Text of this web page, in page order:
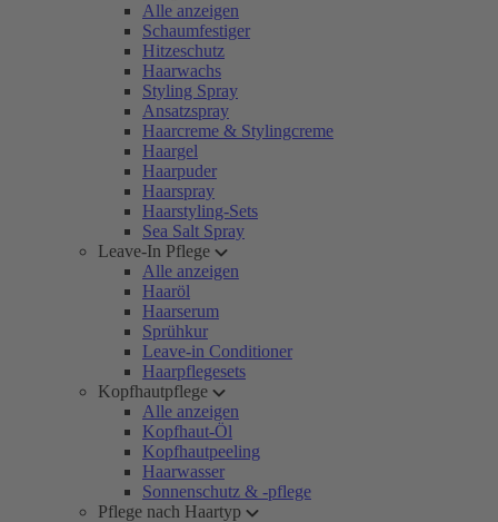
Alle anzeigen
Schaumfestiger
Hitzeschutz
Haarwachs
Styling Spray
Ansatzspray
Haarcreme & Stylingcreme
Haargel
Haarpuder
Haarspray
Haarstyling-Sets
Sea Salt Spray
Leave-In Pflege
Alle anzeigen
Haaröl
Haarserum
Sprühkur
Leave-in Conditioner
Haarpflegesets
Kopfhautpflege
Alle anzeigen
Kopfhaut-Öl
Kopfhautpeeling
Haarwasser
Sonnenschutz & -pflege
Pflege nach Haartyp